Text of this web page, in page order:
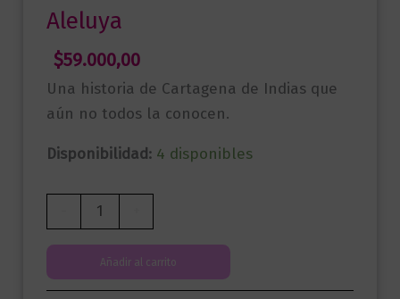
Aleluya
$59.000,00
Una historia de Cartagena de Indias que
aún no todos la conocen.
Disponibilidad: 4 disponibles
Aleluya
cantidad
Añadir al carrito